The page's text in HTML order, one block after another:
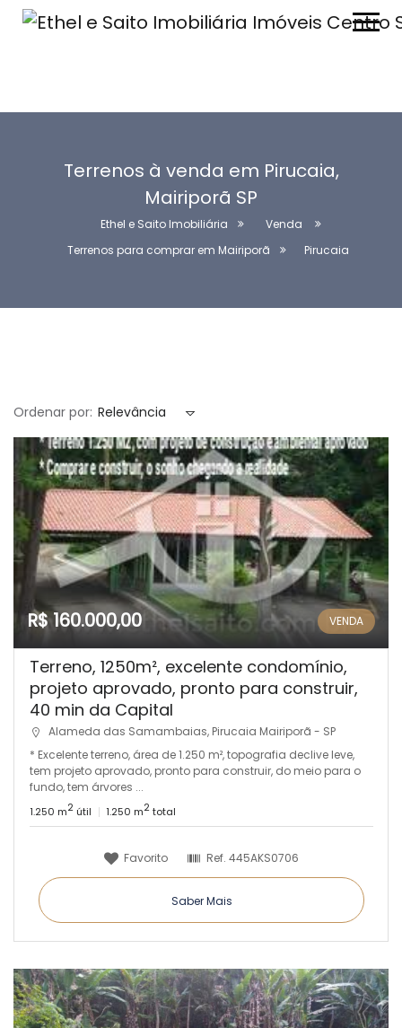
Terrenos à venda em Pirucaia,
Mairiporã SP
Ethel e Saito Imobiliária
Venda
Terrenos para comprar em Mairiporã
Pirucaia
Ordenar por: Relevância
R$ 160.000,00 VENDA
Terreno, 1250m², excelente condomínio,
projeto aprovado, pronto para construir,
40 min da Capital
Alameda das Samambaias, Pirucaia Mairiporã - SP
* Excelente terreno, área de 1.250 m², topografia declive leve,
tem projeto aprovado, pronto para construir, do meio para o
fundo, tem árvores ...
1.250 m2 útil 1.250 m2total
Favorito Ref. 445AKS0706
Saber Mais